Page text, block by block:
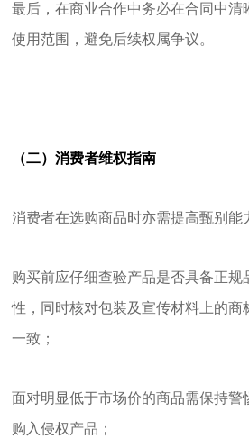
最后，在商业合作中务必在合同中清
使用范围，避免后续权属争议。
（二）消费者维权指南
消费者在选购商品时亦需提高甄别能
购买前应仔细查验产品是否具备正规
性，同时核对包装及宣传材料上的商
一致；
面对明显低于市场价的商品需保持警
购入侵权产品；